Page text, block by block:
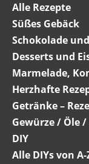
Alle Rezepte
Süßes Gebäck
Schokolade
Desserts und
Marmelade,
Herzhafte
Getränke –
Gewürze / Öle
DIY
Alle DIYs von A-